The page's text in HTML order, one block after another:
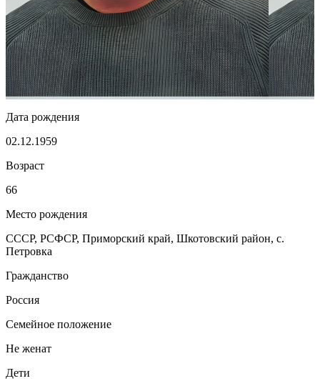
Дата рождения
02.12.1959
Возраст
66
Место рождения
СССР, РСФСР, Приморский край, Шкотовский район, с.
Петровка
Гражданство
Россия
Семейное положение
Не женат
Дети